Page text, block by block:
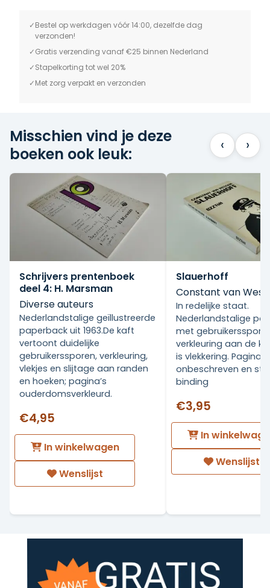
Bestel op werkdagen vóór 14:00, dezelfde dag
verzonden!
Gratis verzending vanaf €25 binnen Nederland
Stapelkorting tot wel 20%
Met zorg verpakt en verzonden
Misschien vind je deze
boeken ook leuk:
‹ ›
Schrijvers prentenboek
deel 4: H. Marsman
Diverse auteurs
Nederlandstalige geïllustreerde
paperback uit 1963.De kaft
vertoont duidelijke
gebruikerssporen, verkleuring,
vlekjes en slijtage aan randen
en hoeken; pagina’s
ouderdomsverkleurd.
€4,95
In winkelwagen
Wenslijst
Slauerhoff
Constant van
In redelijke staat.
Nederlandstalige
met
verkleuring aan de
is vlekkering. Pagina's
onbeschreven en
binding
€3,95
In
Wenslijst